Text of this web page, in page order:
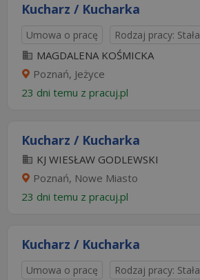
Kucharz / Kucharka
Umowa o pracę Rodzaj pracy: Stała
MAGDALENA KOŚMICKA
Poznań, Jeżyce
23 dni temu z pracuj.pl
Kucharz / Kucharka
KJ WIESŁAW GODLEWSKI
Poznań, Nowe Miasto
23 dni temu z pracuj.pl
Kucharz / Kucharka
Umowa o pracę Rodzaj pracy: Stała